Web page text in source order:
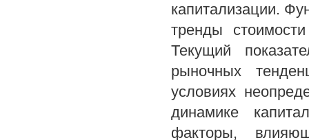
капитализации.
тренды
Текущий
рыночных
условиях
динамике
факторы,